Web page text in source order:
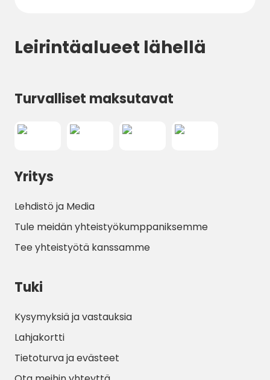
Leirintäalueet lähellä
Turvalliset maksutavat
Yritys
Lehdistö ja Media
Tule meidän yhteistyökumppaniksemme
Tee yhteistyötä kanssamme
Tuki
Kysymyksiä ja vastauksia
Lahjakortti
Tietoturva ja evästeet